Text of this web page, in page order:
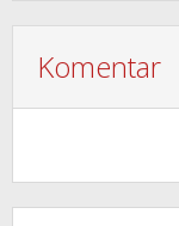
Komentar